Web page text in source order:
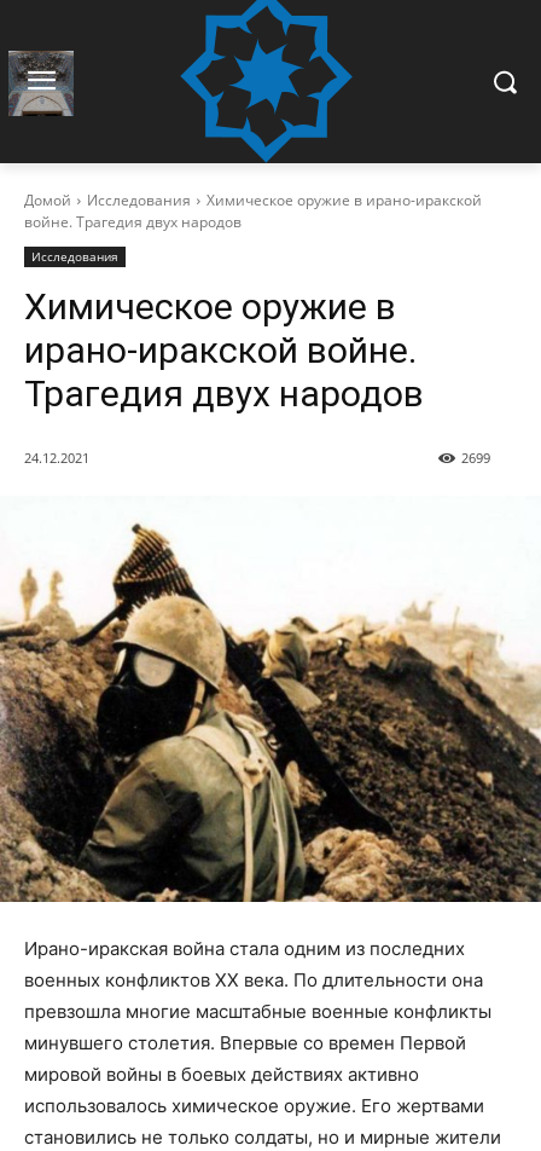
Домой Исследования
Химическое оружие в ирано-иракской
войне. Трагедия двух народов
Исследования
Химическое оружие в
ирано-иракской войне.
Трагедия двух народов
24.12.2021 2699
Ирано-иракская война стала одним из последних
военных конфликтов ХХ века. По длительности она
превзошла многие масштабные военные конфликты
минувшего столетия. Впервые со времен Первой
мировой войны в боевых действиях активно
использовалось химическое оружие. Его жертвами
становились не только солдаты, но и мирные жители